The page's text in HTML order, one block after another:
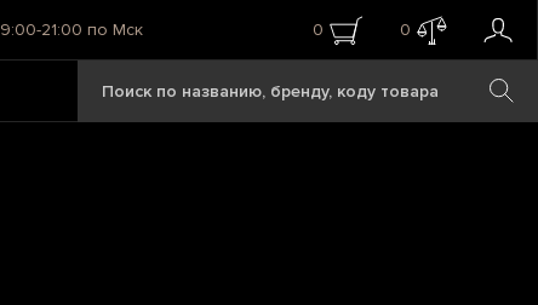
9:00-21:00 по Мск 0 0